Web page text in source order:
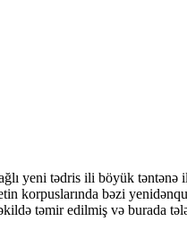
yeni tədris ili böyük təntənə
korpuslarında bəzi
təmir edilmiş və burada